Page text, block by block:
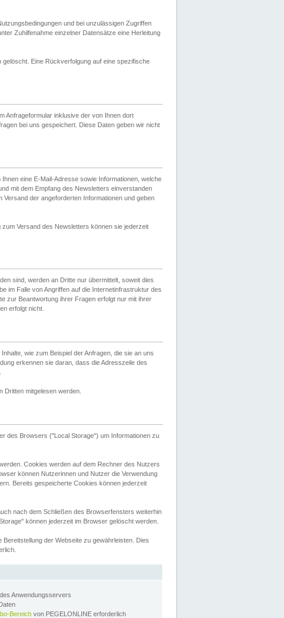
und bei unzulässigen Zugriffen
Zuhilfenahme einzelner Datensätze eine Herleitung
Eine Rückverfolgung auf eine spezifische
Anfrageformular inklusive der von Ihnen dort
bei uns gespeichert. Diese Daten geben wir nicht
eine E-Mail-Adresse sowie Informationen, welche
mit dem Empfang des Newsletters einverstanden
der angeforderten Informationen und geben
Versand des Newsletters können sie jederzeit
sind, werden an Dritte nur übermittelt, soweit dies
im Falle von Angriffen auf die Internetinfrastruktur des
zur Beantwortung ihrer Fragen erfolgt nur mit ihrer
erfolgt nicht.
wie zum Beispiel der Anfragen, die sie an uns
erkennen sie daran, dass die Adresszeile des
Dritten mitgelesen werden.
des Browsers ("Local Storage") um Informationen zu
Cookies werden auf dem Rechner des Nutzers
können Nutzerinnen und Nutzer die Verwendung
Bereits gespeicherte Cookies können jederzeit
nach dem Schließen des Browserfensters weiterhin
können jederzeit im Browser gelöscht werden.
der Webseite zu gewährleisten. Dies
Anwendungsservers
Bereich von PEGELONLINE erforderlich